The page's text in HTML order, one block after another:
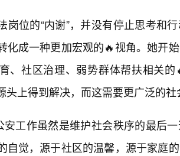
岗位的“内谢”，并没有停止思考和
化成一种更加宏观的🔥视角。她开
、社区治理、弱势群体帮扶相关
上得到解决，而这需要更广泛的社
安工作虽然是维护社会秩序的最后
自觉，源于社区的温馨，源于家庭